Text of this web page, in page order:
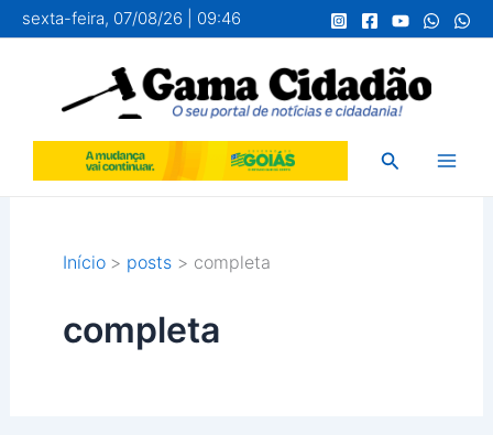
para
conteúdo
sexta-feira, 07/08/26 | 09:46
Pesquisar
Início posts completa
completa